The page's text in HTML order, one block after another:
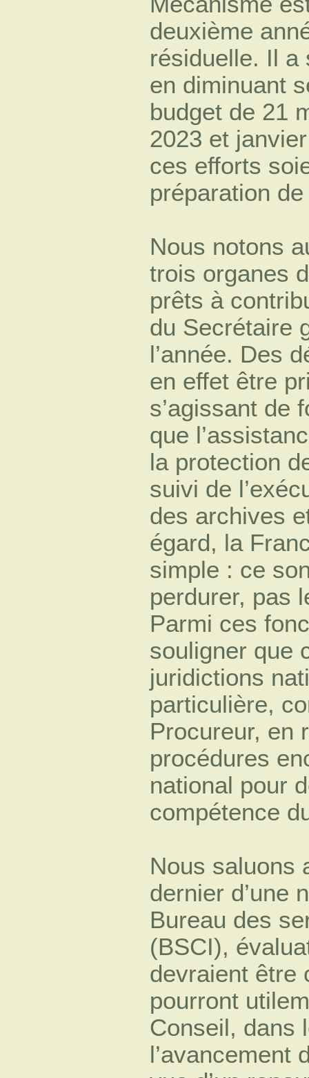
deuxième
résiduelle. Il a
en diminuant
budget de 21
2023 et
ces efforts
préparation
Nous notons
trois organes
prêts à
du Secrétaire
l’année. Des
en effet être
s’agissant de
que
la protection
suivi de
des archives
égard, la
simple : ce
perdurer, pas
Parmi ces
souligner que
juridictions
particulière,
Procureur, en
procédures
national pour
compétence
Nous saluons
dernier d’une
Bureau des
(BSCI),
devraient être
pourront
Conseil, dans
l’avancement